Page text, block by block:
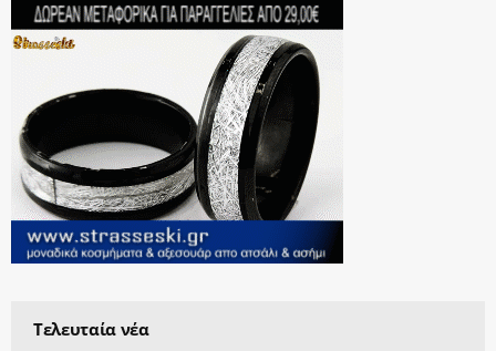
Τελευταία νέα